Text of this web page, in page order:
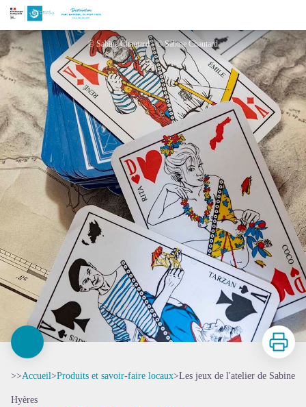
Les jeux de l'atelier de Sabine
© Sabine Chautard - © Sabine Chautard
Imprimer
>>Accueil>Produits et savoir-faire locaux>Les jeux de l'atelier de Sabine
Hyères